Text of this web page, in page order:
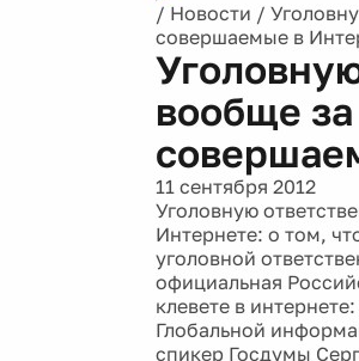
/ Новости /
совершаемые в
вообще
11 сентября 2012
Уголовную
Интернете: о том,
уголовной
официальная
клевете в
Глобальной
спикер Госдумы